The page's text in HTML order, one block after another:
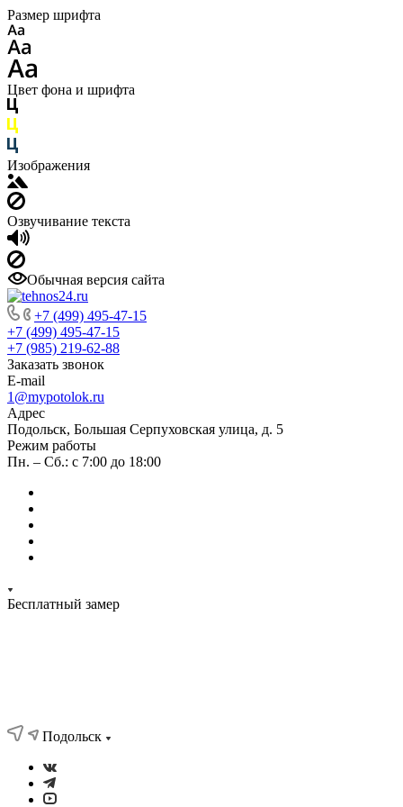
Размер шрифта
Цвет фона и шрифта
Изображения
Озвучивание текста
Обычная версия сайта
+7 (499) 495-47-15
+7 (499) 495-47-15
+7 (985) 219-62-88
Заказать звонок
E-mail
1@mypotolok.ru
Адрес
Подольск, Большая Серпуховская улица, д. 5
Режим работы
Пн. – Сб.: с 7:00 до 18:00
Бесплатный замер
Подольск